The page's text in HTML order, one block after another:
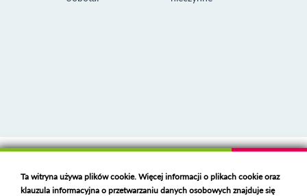
Deklaracja dostępności
Ta witryna używa plików cookie. Więcej informacji o plikach cookie oraz
klauzula informacyjna o przetwarzaniu danych osobowych znajduje się